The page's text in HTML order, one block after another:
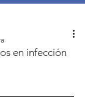
en infección